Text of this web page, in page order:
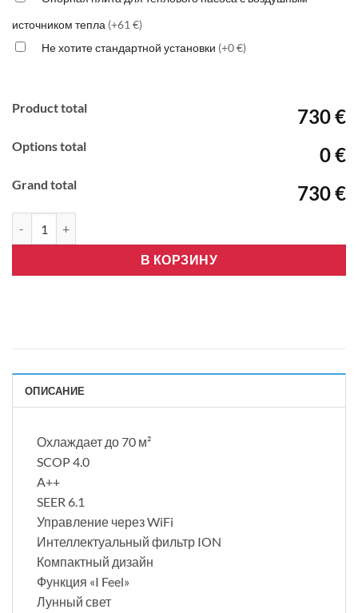
источником тепла (+61 €)
Не хотите стандартной установки (+0 €)
Product total 730 €
Options total 0 €
Grand total 730 €
В КОРЗИНУ
ОПИСАНИЕ
Охлаждает до 70 м²
SCOP 4.0
A++
SEER 6.1
Управление через WiFi
Интеллектуальный фильтр ION
Компактный дизайн
Функция «I Feel»
Лунный свет